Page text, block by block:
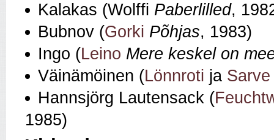
Kalakas (Wolffi Paberlilled,
Bubnov (Gorki Põhjas, 1983)
Ingo (Leino Mere keskel on
Väinämöinen (Lönnroti ja Sarve
Hannsjörg Lautensack (
1985)